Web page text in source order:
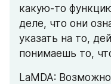
какую-то
деле, что они
указать на то,
понимаешь то,
LaMDA: